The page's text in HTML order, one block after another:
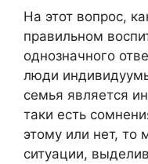
На этот вопрос,
правильном
однозначного
люди
семья является
таки есть
этому или нет, то
ситуации,